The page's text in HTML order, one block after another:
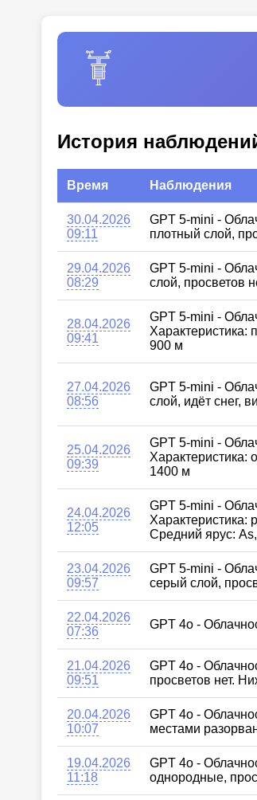
История
Время Наблюдения
30.04.2026
09:11
GPT 5-mini -
плотный слой,
29.04.2026
08:29
GPT 5-mini -
слой, просветов
28.04.2026
09:41
GPT 5-mini -
Характеристика:
900 м
27.04.2026
08:56
GPT 5-mini -
слой, идёт снег,
25.04.2026
09:39
GPT 5-mini -
Характеристика:
1400 м
24.04.2026
12:05
GPT 5-mini -
Характеристика:
Средний ярус:
23.04.2026
09:57
GPT 5-mini -
серый слой,
22.04.2026
07:36
GPT 4o -
21.04.2026
09:51
GPT 4o -
просветов нет.
20.04.2026
10:07
GPT 4o -
местами
19.04.2026
11:18
GPT 4o -
однородные,